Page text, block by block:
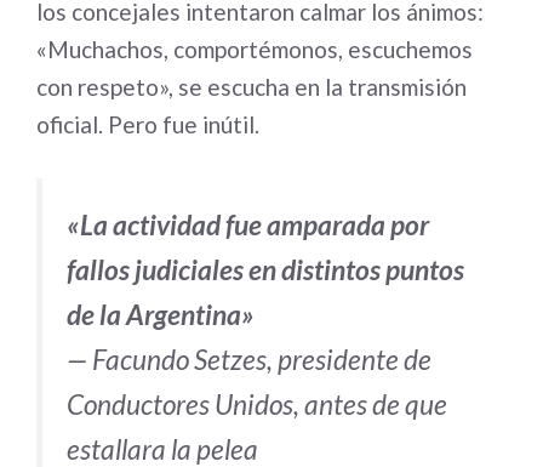
los concejales intentaron calmar los ánimos:
«Muchachos, comportémonos, escuchemos
con respeto», se escucha en la transmisión
oficial. Pero fue inútil.
«La actividad fue amparada por
fallos judiciales en distintos puntos
de la Argentina»
— Facundo Setzes, presidente de
Conductores Unidos, antes de que
estallara la pelea